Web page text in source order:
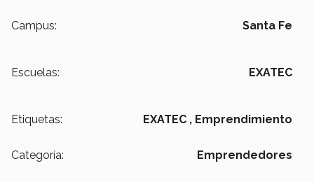
Campus: Santa Fe
Escuelas: EXATEC
Etiquetas: EXATEC , Emprendimiento
Categoría: Emprendedores